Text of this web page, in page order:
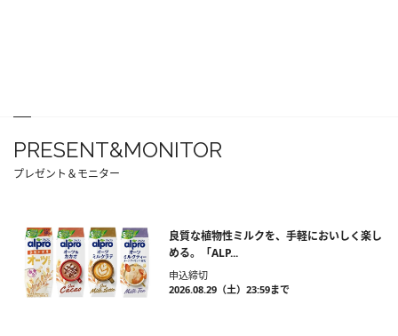
PRESENT&MONITOR
プレゼント＆モニター
良質な植物性ミルクを、手軽においしく楽し
める。「ALP...
申込締切
2026.08.29（土）23:59まで